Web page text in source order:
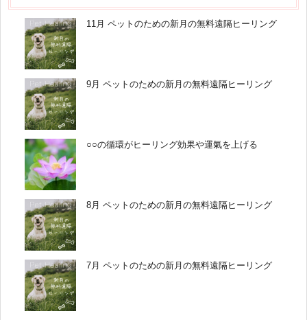
11月 ペットのための新月の無料遠隔ヒーリング
9月 ペットのための新月の無料遠隔ヒーリング
○○の循環がヒーリング効果や運氣を上げる
8月 ペットのための新月の無料遠隔ヒーリング
7月 ペットのための新月の無料遠隔ヒーリング